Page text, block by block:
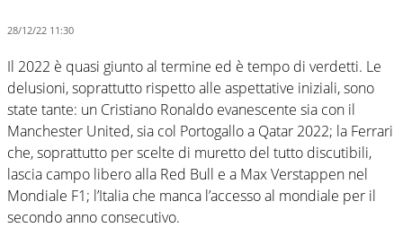
28/12/22 11:30
Il 2022 è quasi giunto al termine ed è tempo di verdetti. Le
delusioni, soprattutto rispetto alle aspettative iniziali, sono
state tante: un Cristiano Ronaldo evanescente sia con il
Manchester United, sia col Portogallo a Qatar 2022; la Ferrari
che, soprattutto per scelte di muretto del tutto discutibili,
lascia campo libero alla Red Bull e a Max Verstappen nel
Mondiale F1; l’Italia che manca l’accesso al mondiale per il
secondo anno consecutivo.